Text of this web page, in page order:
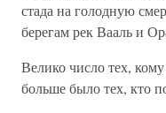
стада на голодную
берегам рек Вааль и
Велико число тех,
больше было тех, кто